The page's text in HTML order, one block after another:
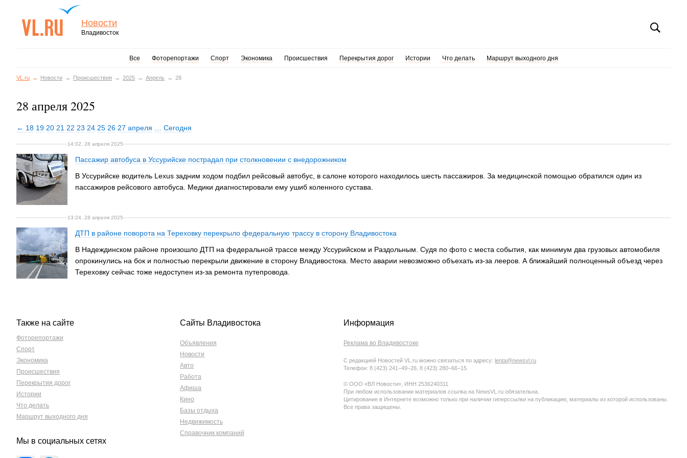
Новости
Владивосток
Все Фоторепортажи Спорт Экономика Происшествия Перекрытия дорог Истории Что делать Маршрут выходного дня
VL.ru Новости Происшествия 2025 Апрель 28
28 апреля 2025
← 18 19 20 21 22 23 24 25 26 27 апреля Сегодня
14:02, 28 апреля 2025
Пассажир автобуса в Уссурийске пострадал при столкновении с внедорожником
В Уссурийске водитель Lexus задним ходом подбил рейсовый автобус, в салоне которого находилось шесть пассажиров. За медицинской помощью обратился один из
пассажиров рейсового автобуса. Медики диагностировали ему ушиб коленного сустава.
13:24, 28 апреля 2025
ДТП в районе поворота на Тереховку перекрыло федеральную трассу в сторону Владивостока
В Надеждинском районе произошло ДТП на федеральной трассе между Уссурийском и Раздольным. Судя по фото с места события, как минимум два грузовых автомобиля
опрокинулись на бок и полностью перекрыли движение в сторону Владивостока. Место аварии невозможно объехать из-за лееров. А ближайший полноценный объезд через
Тереховку сейчас тоже недоступен из-за ремонта путепровода.
Также на сайте
Фоторепортажи
Спорт
Экономика
Происшествия
Перекрытия дорог
Истории
Что делать
Маршрут выходного дня
Мы в социальных сетях
Сайты Владивостока
Объявления
Новости
Авто
Работа
Афиша
Кино
Базы отдыха
Недвижимость
Справочник компаний
Информация
Реклама во Владивостоке
С редакцией Новостей VL.ru можно связаться по адресу: lenta@newsvl.ru
Телефон: 8 (423) 241−49−26, 8 (423) 280−66−15
© ООО «ВЛ Новости», ИНН 2536240311
При любом использовании материалов ссылка на NewsVL.ru обязательна.
Цитирование в Интернете возможно только при наличии гиперссылки на публикацию, материалы из которой использованы.
Все права защищены.